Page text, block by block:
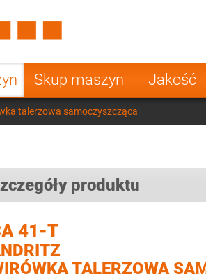
Skup maszyn Jakość
Poland
talerzowa samoczyszcząca
produktu
41-T
TALERZOWA